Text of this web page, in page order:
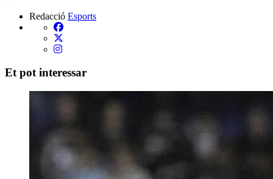
Redacció Esports
Et pot interessar